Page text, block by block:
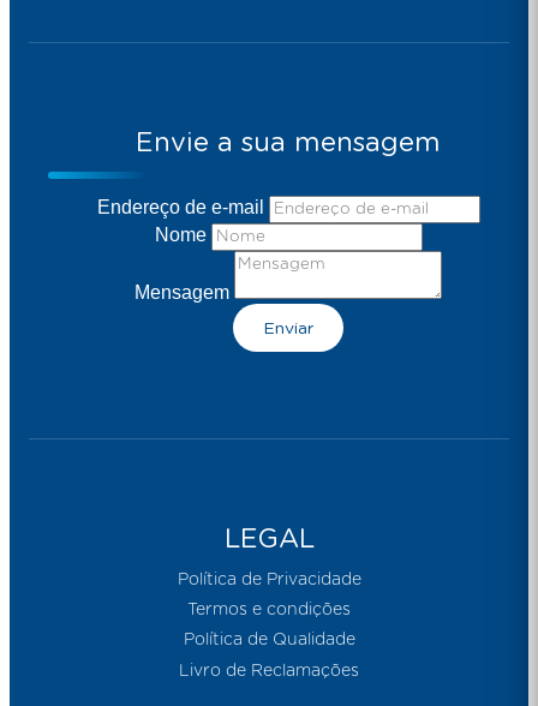
Envie a sua mensagem
Endereço de e-mail
Nome
Mensagem
Enviar
LEGAL
Política de Privacidade
Termos e condições
Política de Qualidade
Livro de Reclamações